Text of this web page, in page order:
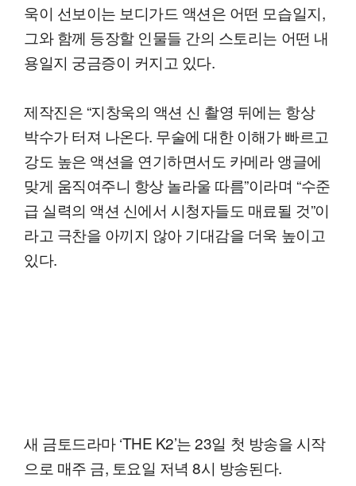
욱이 선보이는 보디가드 액션은 어떤 모습일지,
그와 함께 등장할 인물들 간의 스토리는 어떤 내
용일지 궁금증이 커지고 있다.
제작진은 “지창욱의 액션 신 촬영 뒤에는 항상
박수가 터져 나온다. 무술에 대한 이해가 빠르고
강도 높은 액션을 연기하면서도 카메라 앵글에
맞게 움직여주니 항상 놀라울 따름”이라며 “수준
급 실력의 액션 신에서 시청자들도 매료될 것”이
라고 극찬을 아끼지 않아 기대감을 더욱 높이고
있다.
새 금토드라마 ‘THE K2’는 23일 첫 방송을 시작
으로 매주 금, 토요일 저녁 8시 방송된다.